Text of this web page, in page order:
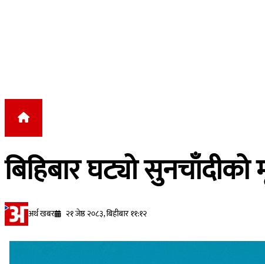
बिहिबार घट्यो
अर्थ खबर २१ जेष्ठ २०८३, बिहीबार ११:१२